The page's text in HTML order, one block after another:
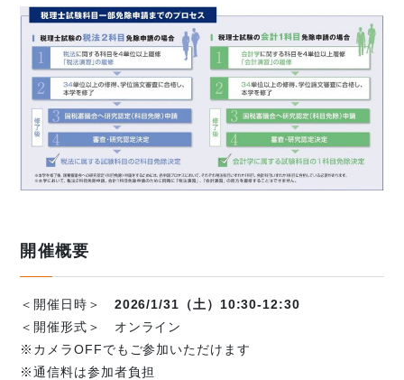
開催概要
＜開催日時＞ 2026/1/31（土）10:30-12:30
＜開催形式＞ オンライン
※カメラOFFでもご参加いただけます
※通信料は参加者負担